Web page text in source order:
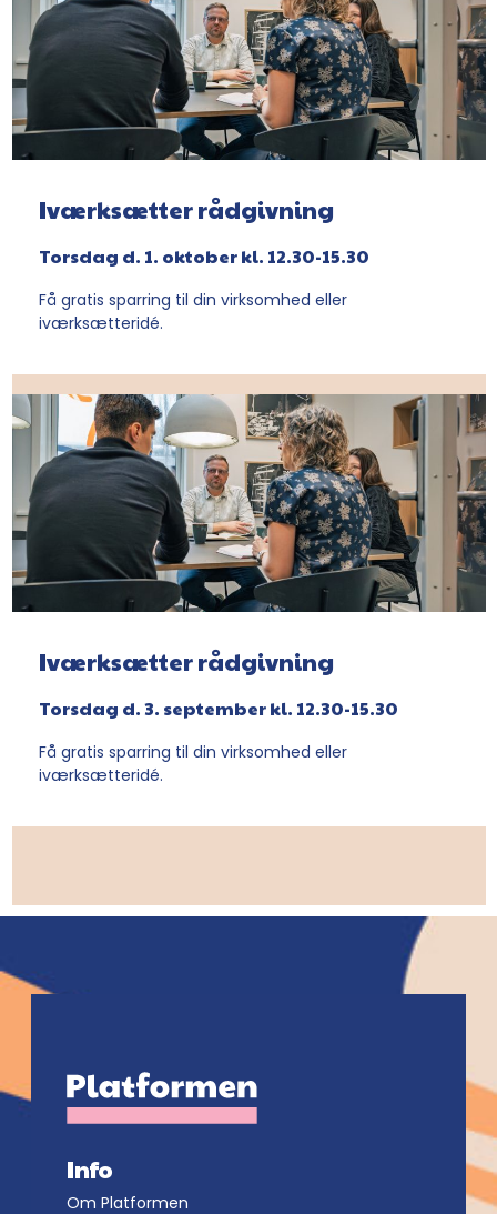
Iværksætter rådgivning
Torsdag d. 1. oktober kl. 12.30-15.30
Få gratis sparring til din virksomhed eller
iværksætteridé.
Iværksætter rådgivning
Torsdag d. 3. september kl. 12.30-15.30
Få gratis sparring til din virksomhed eller
iværksætteridé.
Info
Om Platformen